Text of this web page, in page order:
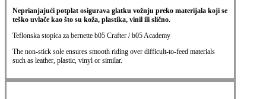
Neprianjajući potplat osigurava glatku vožnju preko materijala koji se
teško uvlače kao što su koža, plastika, vinil ili slično.
Teflonska stopica za bernette b05 Crafter / b05 Academy
The non-stick sole ensures smooth riding over difficult-to-feed materials
such as leather, plastic, vinyl or similar.